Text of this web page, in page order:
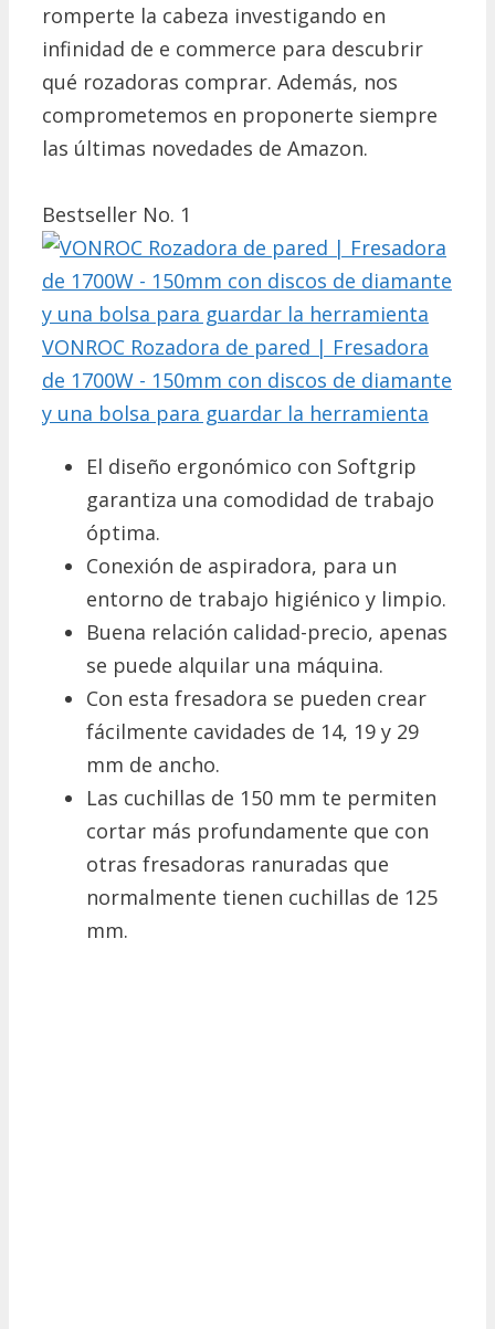
romperte la cabeza investigando en
infinidad de e commerce para descubrir
qué rozadoras comprar. Además, nos
comprometemos en proponerte siempre
las últimas novedades de Amazon.
Bestseller No. 1
VONROC Rozadora de pared | Fresadora
de 1700W - 150mm con discos de diamante
y una bolsa para guardar la herramienta
El diseño ergonómico con Softgrip
garantiza una comodidad de trabajo
óptima.
Conexión de aspiradora, para un
entorno de trabajo higiénico y limpio.
Buena relación calidad-precio, apenas
se puede alquilar una máquina.
Con esta fresadora se pueden crear
fácilmente cavidades de 14, 19 y 29
mm de ancho.
Las cuchillas de 150 mm te permiten
cortar más profundamente que con
otras fresadoras ranuradas que
normalmente tienen cuchillas de 125
mm.